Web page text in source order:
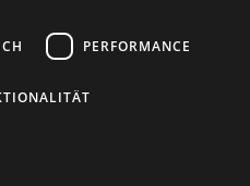
Retoure
PERFORMANCE